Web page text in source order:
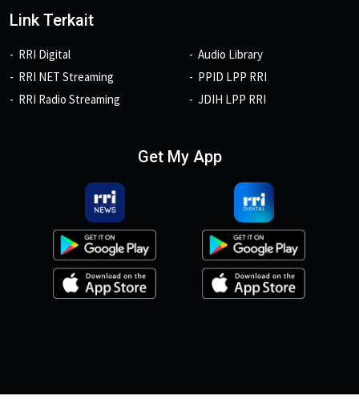
Link Terkait
RRI Digital
RRI NET Streaming
RRI Radio Streaming
Audio Library
PPID LPP RRI
JDIH LPP RRI
Get My App